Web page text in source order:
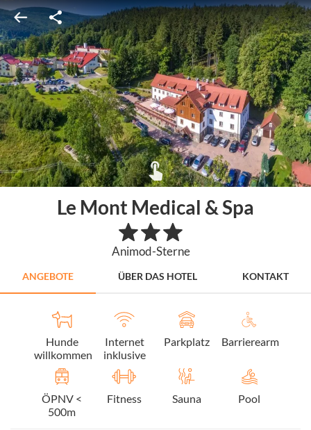
Le Mont Medical & Spa
Animod-Sterne
ANGEBOTE ÜBER DAS HOTEL KONTAKT
Hunde
willkommen
Internet
inklusive
Parkplatz Barrierearm
ÖPNV <
500m
Fitness Sauna Pool